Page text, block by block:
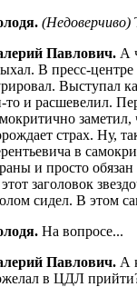
(Недоверчиво)
Павлович. А
В пресс-центре
Выступал
то и расшевелил.
страх. Ну,
в
и просто
этот заголовок
сидел. В этом
На вопросе...
Павлович. А
в ЦДЛ